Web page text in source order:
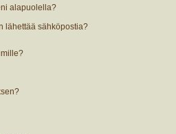
alapuolella?
lähettää sähköpostia?